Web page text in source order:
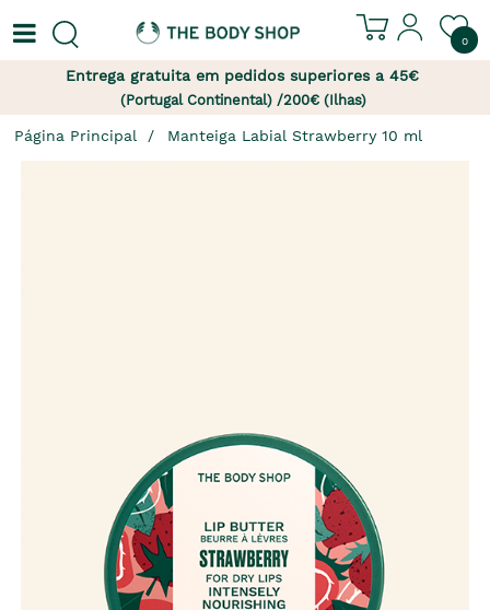
0
Entrega gratuita em pedidos superiores a 45€
(Portugal Continental) /200€ (Ilhas)
Página Principal Manteiga Labial Strawberry 10 ml